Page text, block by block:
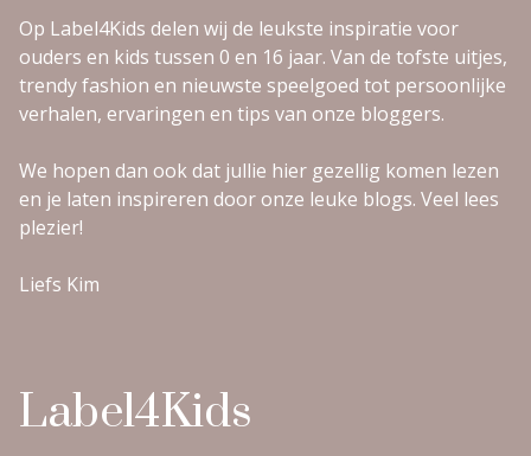
Op Label4Kids delen wij de leukste inspiratie voor
ouders en kids tussen 0 en 16 jaar. Van de tofste uitjes,
trendy fashion en nieuwste speelgoed tot persoonlijke
verhalen, ervaringen en tips van onze bloggers.
We hopen dan ook dat jullie hier gezellig komen lezen
en je laten inspireren door onze leuke blogs. Veel lees
plezier!
Liefs Kim
Label4Kids